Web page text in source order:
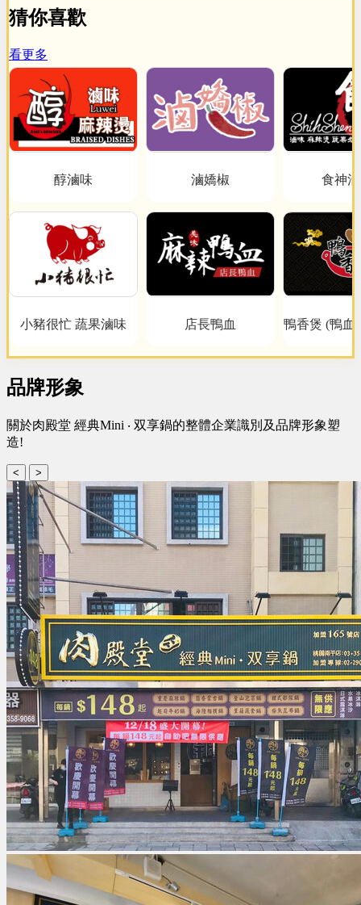
猜你喜歡
看更多
醇滷味
小豬很忙 蔬果滷味
滷嬌椒
店長鴨血
食神
鴨香煲 (鴨血
品牌形象
關於肉殿堂 經典Mini ‧ 双享鍋的整體企業識別及品牌形象塑
造!
< >